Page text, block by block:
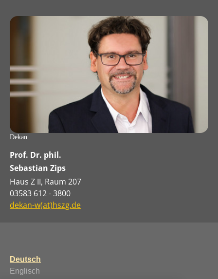
Dekan
Prof. Dr. phil.
Sebastian Zips
Haus Z II, Raum 207
03583 612 - 3800
dekan-w(at)hszg.de
Deutsch
Englisch